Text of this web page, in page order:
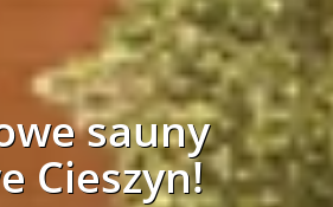
sauny
Cieszyn!